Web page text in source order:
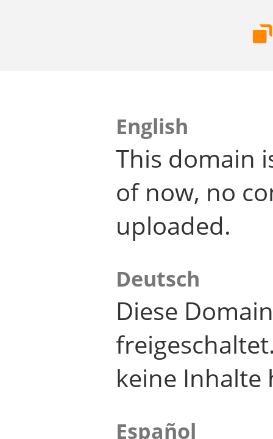
English
This domain
of now, no
uploaded.
Deutsch
Diese
keine Inhalte
Español